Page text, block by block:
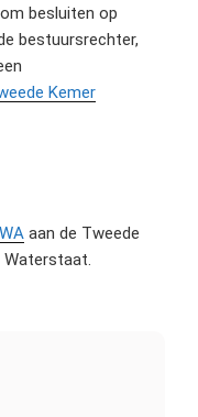
besluiten op
bestuursrechter,
Kemer
aan de Tweede